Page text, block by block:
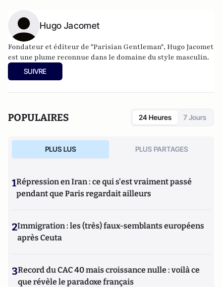
Hugo Jacomet
Fondateur et éditeur de "Parisian Gentleman", Hugo Jacomet
est une plume reconnue dans le domaine du style masculin.
SUIVRE
POPULAIRES 24 Heures 7 Jours
PLUS LUS PLUS PARTAGES
1Répression en Iran : ce qui s'est vraiment passé
pendant que Paris regardait ailleurs
2Immigration : les (très) faux-semblants européens
après Ceuta
3Record du CAC 40 mais croissance nulle : voilà ce
que révèle le paradoxe français